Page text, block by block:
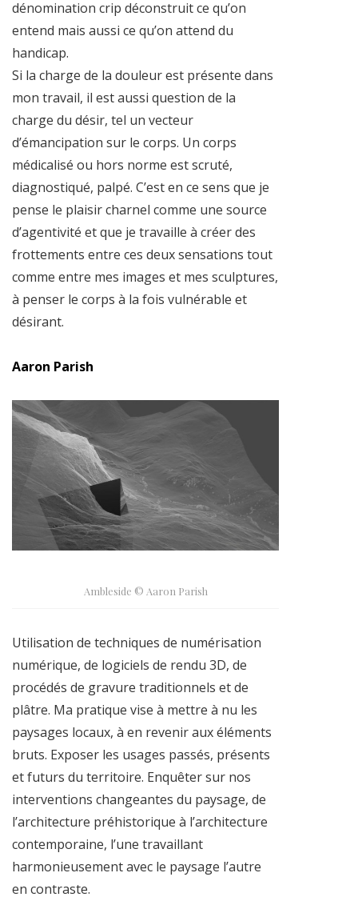
dénomination crip déconstruit ce qu’on
entend mais aussi ce qu’on attend du
handicap.
Si la charge de la douleur est présente dans
mon travail, il est aussi question de la
charge du désir, tel un vecteur
d’émancipation sur le corps. Un corps
médicalisé ou hors norme est scruté,
diagnostiqué, palpé. C’est en ce sens que je
pense le plaisir charnel comme une source
d’agentivité et que je travaille à créer des
frottements entre ces deux sensations tout
comme entre mes images et mes sculptures,
à penser le corps à la fois vulnérable et
désirant.
Aaron Parish
Ambleside © Aaron Parish
Utilisation de techniques de numérisation
numérique, de logiciels de rendu 3D, de
procédés de gravure traditionnels et de
plâtre. Ma pratique vise à mettre à nu les
paysages locaux, à en revenir aux éléments
bruts. Exposer les usages passés, présents
et futurs du territoire. Enquêter sur nos
interventions changeantes du paysage, de
l’architecture préhistorique à l’architecture
contemporaine, l’une travaillant
harmonieusement avec le paysage l’autre
en contraste.